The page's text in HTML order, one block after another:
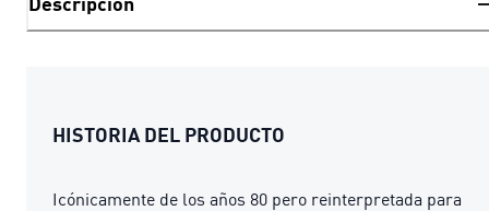
HISTORIA DEL PRODUCTO
Icónicamente de los años 80 pero reinterpretada para